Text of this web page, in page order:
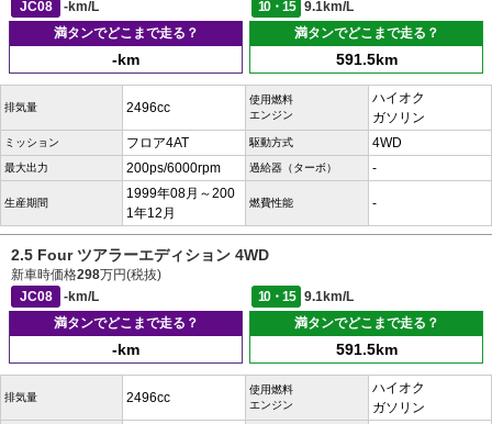
JC08
-km/L 10・15
9.1km/L
満タンでどこまで走る？
-km
満タンでどこまで走る？
591.5km
排気量 2496cc
使用燃料
エンジン
ハイオク
ガソリン
ミッション フロア4AT 駆動方式 4WD
最大出力 200ps/6000rpm 過給器（ターボ） -
生産期間
1999年08月～200
1年12月
燃費性能 -
2.5 Four ツアラーエディション 4WD
新車時価格298万円(税抜)
JC08
-km/L 10・15
9.1km/L
満タンでどこまで走る？
-km
満タンでどこまで走る？
591.5km
排気量 2496cc
使用燃料
エンジン
ハイオク
ガソリン